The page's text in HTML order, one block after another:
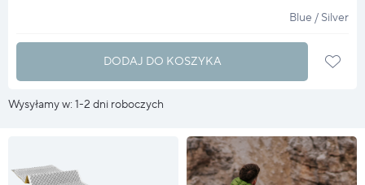
Blue / Silver
DODAJ DO KOSZYKA
Wysyłamy w: 1-2 dni roboczych